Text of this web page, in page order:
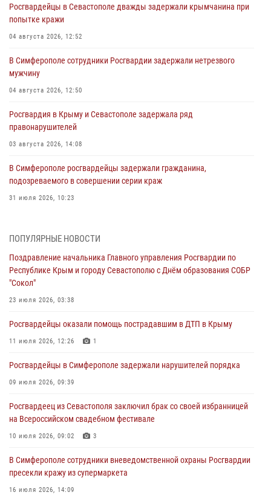
Росгвардейцы в Севастополе дважды задержали крымчанина при
попытке кражи
04 августа 2026, 12:52
В Симферополе сотрудники Росгвардии задержали нетрезвого
мужчину
04 августа 2026, 12:50
Росгвардия в Крыму и Севастополе задержала ряд
правонарушителей
03 августа 2026, 14:08
В Симферополе росгвардейцы задержали гражданина,
подозреваемого в совершении серии краж
31 июля 2026, 10:23
объекте в Севастополе
Росгвардейцы Севастополя пресекли противоправные действия на
охраняемом объекте
29 июля 2026, 12:34
Росгвардейцы Крыма и Севастополя отметили День Крещения Руси
28 июля 2026, 14:18
В Симферополе сотрудники Росгвардии задержали подозреваемого
в краже из гипермаркета
ПОПУЛЯРНЫЕ НОВОСТИ
Поздравление начальника Главного управления Росгвардии по
Республике Крым и городу Севастополю с Днём образования СОБР
"Сокол"
23 июля 2026, 03:38
Росгвардейцы оказали помощь пострадавшим в ДТП в Крыму
11 июля 2026, 12:26 1
Росгвардейцы в Симферополе задержали нарушителей порядка
09 июля 2026, 09:39
Росгвардеец из Севастополя заключил брак со своей избранницей
на Всероссийском свадебном фестивале
10 июля 2026, 09:02 3
В Симферополе сотрудники вневедомственной охраны Росгвардии
пресекли кражу из супермаркета
16 июля 2026, 14:09